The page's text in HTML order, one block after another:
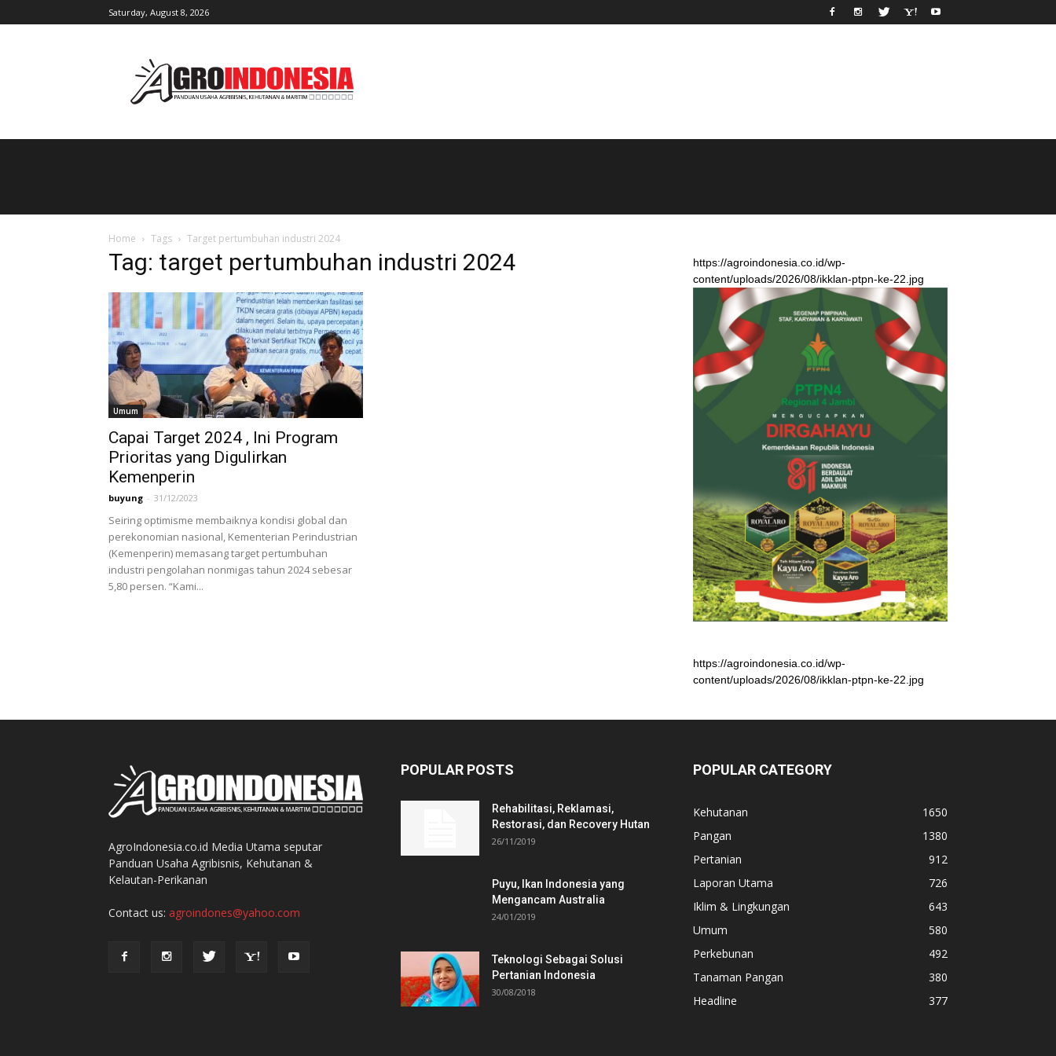
Saturday, August 8, 2026
Home Tags Target pertumbuhan industri 2024
Tag: target pertumbuhan industri 2024
Umum
Capai Target 2024 , Ini Program
Prioritas yang Digulirkan
Kemenperin
buyung - 31/12/2023
Seiring optimisme membaiknya kondisi global dan
perekonomian nasional, Kementerian Perindustrian
(Kemenperin) memasang target pertumbuhan
industri pengolahan nonmigas tahun 2024 sebesar
5,80 persen. “Kami...
https://agroindonesia.co.id/wp-
content/uploads/2026/08/ikklan-ptpn-ke-22.jpg
https://agroindonesia.co.id/wp-
content/uploads/2026/08/ikklan-ptpn-ke-22.jpg
AgroIndonesia.co.id Media Utama seputar
Panduan Usaha Agribisnis, Kehutanan &
Kelautan-Perikanan
Contact us: agroindones@yahoo.com
POPULAR POSTS
Rehabilitasi, Reklamasi,
Restorasi, dan Recovery Hutan
26/11/2019
Puyu, Ikan Indonesia yang
Mengancam Australia
24/01/2019
Teknologi Sebagai Solusi
Pertanian Indonesia
30/08/2018
POPULAR CATEGORY
Kehutanan
1650
Pangan
1380
Pertanian
912
Laporan Utama
726
Iklim & Lingkungan
643
Umum
580
Perkebunan
492
Tanaman Pangan
380
Headline
377